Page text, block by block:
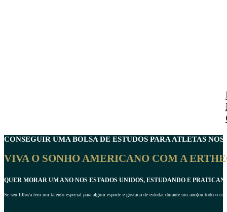
CONSEGUIR UMA BOLSA DE ESTUDOS PARA ATLETAS NOS
VIVA O SONHO AMERICANO COM A
QUER MORAR UM ANO NOS ESTADOS UNIDOS, ESTUDANDO E
Se seu filho/a tem um talento especial para algum esporte e gostaria de estudar durante um ano(ou todo o